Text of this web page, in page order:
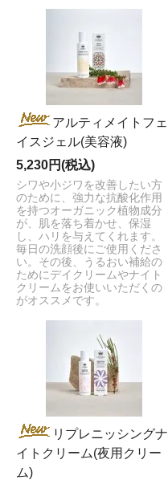
アルティメイトフェ
イスジェル(美容液)
5,230円(税込)
シワや小ジワを改善したい方
のために、強力な抗酸化作用
を持つオーガニック植物成分
が、肌を落ち着かせ、保湿
し、ハリを与えてくれます。
毎日の洗顔後にご使用くださ
い。その後、うるおい補給の
ためにデイクリームやナイト
クリームをお使いいただくの
がオススメです。
リプレニッシングナ
イトクリーム(夜用クリー
ム)